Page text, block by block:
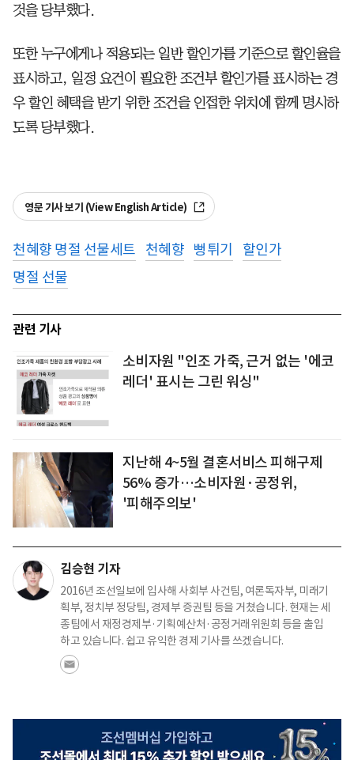
것을 당부했다.
또한 누구에게나 적용되는 일반 할인가를 기준으로 할인율을
표시하고, 일정 요건이 필요한 조건부 할인가를 표시하는 경
우 할인 혜택을 받기 위한 조건을 인접한 위치에 함께 명시하
도록 당부했다.
영문 기사 보기 (View English Article)
천혜향 명절 선물세트 천혜향 뻥튀기
할인가
명절 선물
관련 기사
소비자원 "인조 가죽, 근거 없는 '에코
레더' 표시는 그린 워싱"
지난해 4~5월 결혼서비스 피해구제
56% 증가…소비자원·공정위,
'피해주의보'
김승현 기자
2016년 조선일보에 입사해 사회부 사건팀, 여론독자부, 미래기
획부, 정치부 정당팀, 경제부 증권팀 등을 거쳤습니다. 현재는 세
종팀에서 재정경제부·기획예산처·공정거래위원회 등을 출입
하고 있습니다. 쉽고 유익한 경제 기사를 쓰겠습니다.